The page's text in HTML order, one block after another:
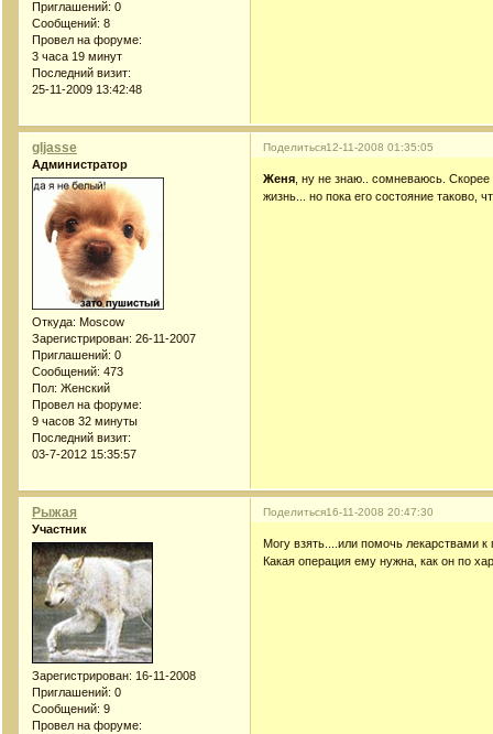
Приглашений: 0
Сообщений: 8
Провел на форуме:
3 часа 19 минут
Последний визит:
25-11-2009 13:42:48
Поделиться12-11-2008 01:35:05
gljasse
Администратор
Откуда: Moscow
Зарегистрирован: 26-11-2007
Приглашений: 0
Сообщений: 473
Пол: Женский
Провел на форуме:
9 часов 32 минуты
Последний визит:
03-7-2012 15:35:57
Женя , ну не знаю.. сомневаюсь.
жизнь... но пока его состояние таково,
Поделиться16-11-2008 20:47:30
Рыжая
Участник
Зарегистрирован: 16-11-2008
Приглашений: 0
Сообщений: 9
Провел на форуме:
Могу взять....или помочь лекарствами к
Какая операция ему нужна, как он по